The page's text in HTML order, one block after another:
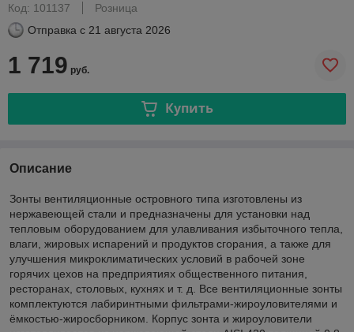
Код: 101137
Розница
Отправка с 21 августа 2026
1 719 руб.
Купить
Описание
Зонты вентиляционные островного типа изготовлены из
нержавеющей стали и предназначены для установки над
тепловым оборудованием для улавливания избыточного тепла,
влаги, жировых испарений и продуктов сгорания, а также для
улучшения микроклиматических условий в рабочей зоне
горячих цехов на предприятиях общественного питания,
ресторанах, столовых, кухнях и т. д. Все вентиляционные зонты
комплектуются лабиринтными фильтрами-жироуловителями и
ёмкостью-жиросборником. Корпус зонта и жироуловители